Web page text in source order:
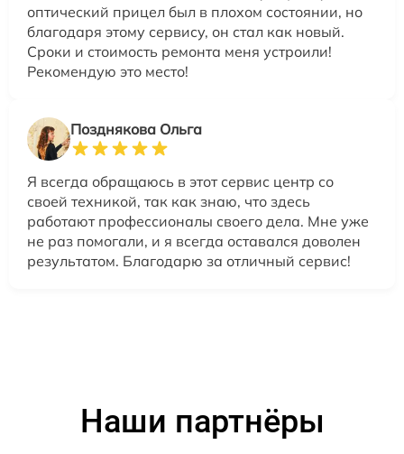
оптический прицел был в плохом состоянии, но
благодаря этому сервису, он стал как новый.
Сроки и стоимость ремонта меня устроили!
Рекомендую это место!
Позднякова Ольга
Я всегда обращаюсь в этот сервис центр со
своей техникой, так как знаю, что здесь
работают профессионалы своего дела. Мне уже
не раз помогали, и я всегда оставался доволен
результатом. Благодарю за отличный сервис!
Наши партнёры